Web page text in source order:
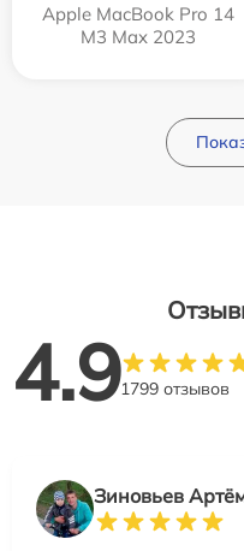
Apple MacBook Pro 14
M3 Max 2023
4.91799 отзывов
Зиновьев